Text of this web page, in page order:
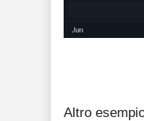
Altro